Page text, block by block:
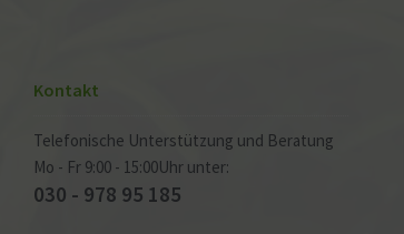
Kontakt
Telefonische Unterstützung und Beratung
Mo - Fr 9:00 - 15:00Uhr unter:
030 - 978 95 185